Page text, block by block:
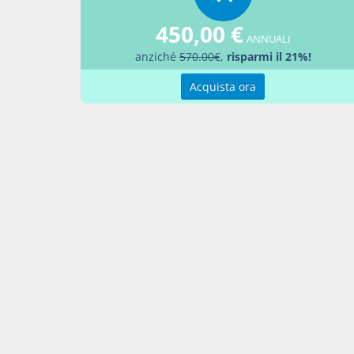
«Art.
su
in
una
450,00 € ANNUALI
anziché570.00€, risparmi il 21%!
Acquista ora